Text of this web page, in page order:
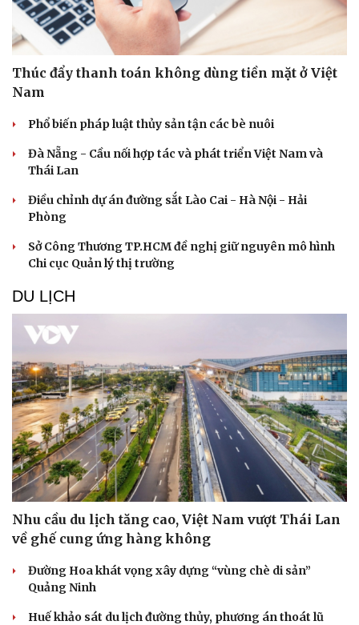
Sức khỏe
Dinh dưỡng - món ngon
Nhà đẹp
Thúc đẩy thanh toán không dùng tiền mặt ở Việt
Nam
Phổ biến pháp luật thủy sản tận các bè nuôi
Đà Nẵng - Cầu nối hợp tác và phát triển Việt Nam và
Thái Lan
Điều chỉnh dự án đường sắt Lào Cai - Hà Nội - Hải
Phòng
Sở Công Thương TP.HCM đề nghị giữ nguyên mô hình
Chi cục Quản lý thị trường
DU LỊCH
Nhu cầu du lịch tăng cao, Việt Nam vượt Thái Lan
về ghế cung ứng hàng không
Đường Hoa khát vọng xây dựng “vùng chè di sản”
Quảng Ninh
Huế khảo sát du lịch đường thủy, phương án thoát lũ